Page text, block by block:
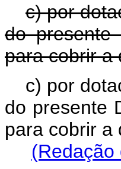
c) por
do presente
para cobrir a
c) por
do presente
para cobrir
(Redação